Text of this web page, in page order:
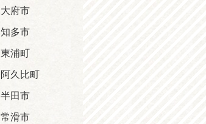
大府市
知多市
東浦町
阿久比町
半田市
常滑市